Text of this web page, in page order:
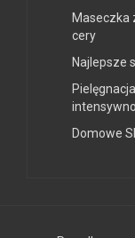
Maseczka
cery
Najlepsze
Domowe